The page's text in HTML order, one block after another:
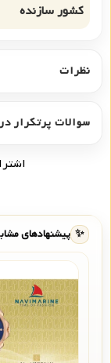
کشور سازنده
نظرات
سوالات پرتکرار
✨ پیشنهادهای